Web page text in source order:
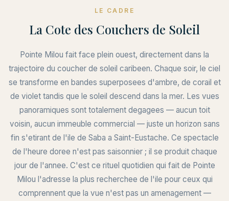
LE CADRE
La Cote des Couchers de Soleil
Pointe Milou fait face plein ouest, directement dans la
trajectoire du coucher de soleil caribeen. Chaque soir, le ciel
se transforme en bandes superposees d'ambre, de corail et
de violet tandis que le soleil descend dans la mer. Les vues
panoramiques sont totalement degagees — aucun toit
voisin, aucun immeuble commercial — juste un horizon sans
fin s'etirant de l'ile de Saba a Saint-Eustache. Ce spectacle
de l'heure doree n'est pas saisonnier ; il se produit chaque
jour de l'annee. C'est ce rituel quotidien qui fait de Pointe
Milou l'adresse la plus recherchee de l'ile pour ceux qui
comprennent que la vue n'est pas un amenagement —